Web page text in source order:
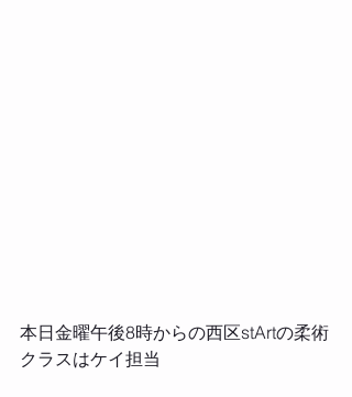
本日金曜午後8時からの西区stArtの柔術
クラスはケイ担当